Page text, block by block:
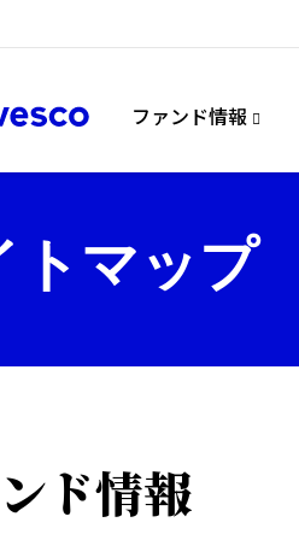
ファンド情報
トマップ
ド情報